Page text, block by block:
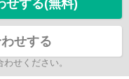
せする(無料)
せする
せください。